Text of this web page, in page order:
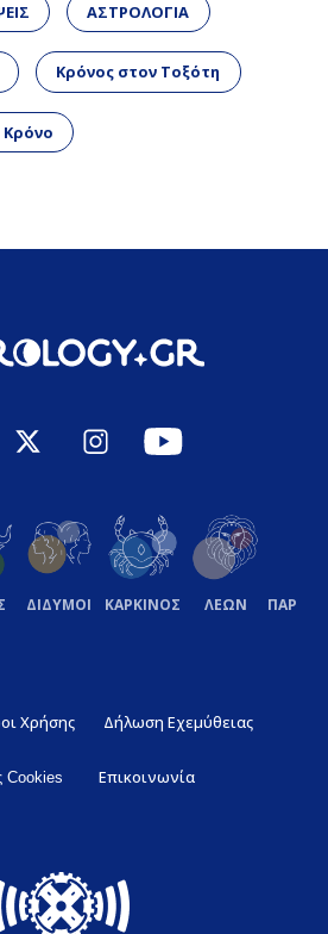
ΑΣΤΡΟΛΟΓΙΑ
Κρόνος στον Τοξότη
Κρόνο
ΔΙΔΥΜΟΙ ΚΑΡΚΙΝΟΣ ΛΕΩΝ
Χρήσης Δήλωση Εχεμύθειας
Cookies Επικοινωνία